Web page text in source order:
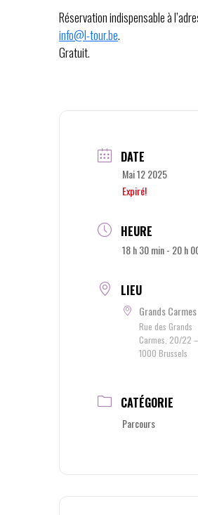
Réservation indispensable à
info@l-tour.be.
Gratuit.
DATE
Mai 12 2025
Expiré!
HEURE
18 h 30 min - 20 h
LIEU
Grands Carmes
Rue des Grands
Carmes, 20/22 –
1000 Brussels
CATÉGORIE
Parcours